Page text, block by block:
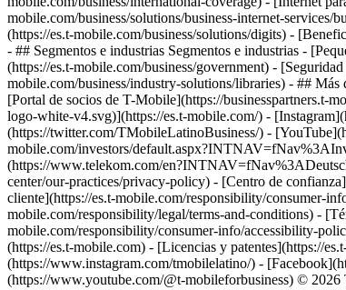
mobile.com/business/solutions/business-internet-
(https://es.t-mobile.com/business/solutions/digits) -
- ## Segmentos e industrias Segmentos e industrias -
(https://es.t-mobile.com/business/government) -
mobile.com/business/industry-solutions/libraries) - ##
[Portal de socios de T-Mobile](https://
logo-white-v4.svg)](https://es.t-mobile.com/) -
(https://twitter.com/TMobileLatinoBusiness/) -
mobile.com/investors/
(https://www.telekom.com/
center/our-practices/privacy-policy) - [Centro de
cliente](https://es.t-mobile.com/responsibility/consumer-
mobile.com/responsibility/legal/terms-and-conditions) -
mobile.com/responsibility/consumer-info/accessibility-
(https://es.t-mobile.com) - [Licencias y patentes](https://
(https://www.instagram.com/tmobilelatino/) -
(https://www.youtube.com/@t-mobileforbusiness) © 2026